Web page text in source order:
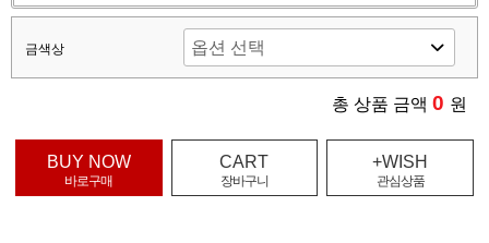
금색상
총 상품 금액 0 원
BUY NOW
바로구매
CART
장바구니
+WISH
관심상품